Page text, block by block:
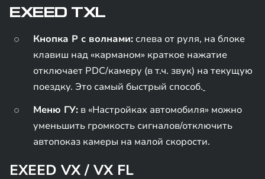
EXEED TXL
Кнопка P с волнами: слева от руля, на блоке
клавиш над «карманом» краткое нажатие
отключает PDC/камеру (в т.ч. звук) на текущую
поездку. Это самый быстрый способ.
Меню ГУ: в «Настройках автомобиля» можно
уменьшить громкость сигналов/отключить
автопоказ камеры на малой скорости.
EXEED VX / VX FL